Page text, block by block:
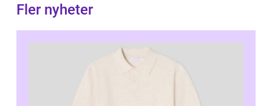
Fler nyheter